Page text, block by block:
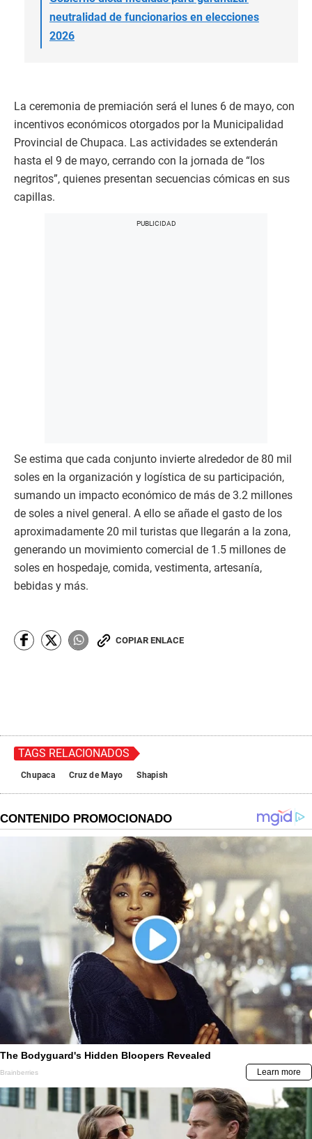
neutralidad de funcionarios en elecciones
2026
La ceremonia de premiación será el lunes 6 de mayo, con
incentivos económicos otorgados por la Municipalidad
Provincial de Chupaca. Las actividades se extenderán
hasta el 9 de mayo, cerrando con la jornada de “los
negritos”, quienes presentan secuencias cómicas en sus
capillas.
Se estima que cada conjunto invierte alrededor de 80 mil
soles en la organización y logística de su participación,
sumando un impacto económico de más de 3.2 millones
de soles a nivel general. A ello se añade el gasto de los
aproximadamente 20 mil turistas que llegarán a la zona,
generando un movimiento comercial de 1.5 millones de
soles en hospedaje, comida, vestimenta, artesanía,
bebidas y más.
COPIAR ENLACE
TAGS RELACIONADOS
Chupaca Cruz de Mayo Shapish